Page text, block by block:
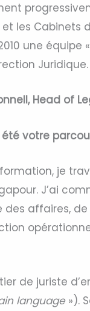
les Cabinets
une équipe
Juridique.
Head of
été votre
je
J’ai
des affaires,
de juriste
language »).